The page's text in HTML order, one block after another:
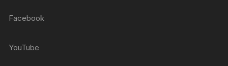
Facebook
YouTube